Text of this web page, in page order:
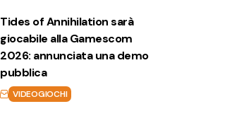
Tides of Annihilation sarà
giocabile alla Gamescom
2026: annunciata una demo
pubblica
VIDEOGIOCHI